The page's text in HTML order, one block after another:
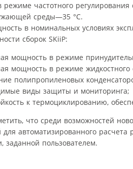
частотного
среды—35 °С.
в номинальных условиях
сборок SKiiP:
мощность в режиме
мощность в режиме
полипропиленовых
виды защиты и мониторинга;
к термоциклированию,
что среди возможностей
автоматизированного
заданной пользователем.